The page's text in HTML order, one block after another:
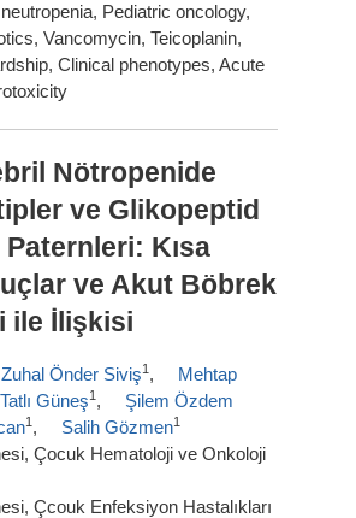
Pediatric oncology,
Vancomycin, Teicoplanin,
Clinical phenotypes, Acute
Nötropenide
ve Glikopeptid
Kısa
ve Akut Böbrek
ile İlişkisi
Zuhal Önder Siviş1 ,
Mehtap
Güneş1 ,
Şilem Özdem
1 , Salih Gözmen1
Çocuk Hematoloji ve Onkoloji
Çcouk Enfeksiyon Hastalıkları